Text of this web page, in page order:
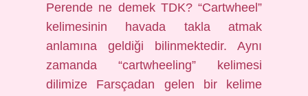
Perende ne demek TDK? “Cartwheel”
kelimesinin havada takla atmak
anlamına geldiği bilinmektedir. Aynı
zamanda “cartwheeling” kelimesi
dilimize Farsçadan gelen bir kelime